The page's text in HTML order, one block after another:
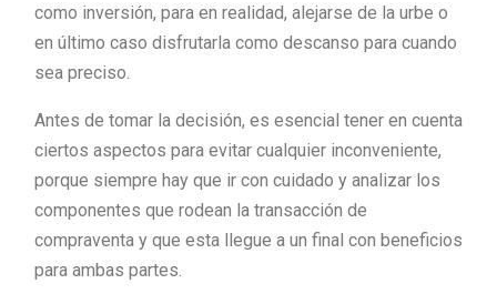
como inversión, para en realidad, alejarse de la urbe o
en último caso disfrutarla como descanso para cuando
sea preciso.
Antes de tomar la decisión, es esencial tener en cuenta
ciertos aspectos para evitar cualquier inconveniente,
porque siempre hay que ir con cuidado y analizar los
componentes que rodean la transacción de
compraventa y que esta llegue a un final con beneficios
para ambas partes.